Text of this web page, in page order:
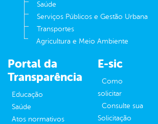
Saúde
Serviços Públicos e Gestão Urbana
Transportes
Agricultura e Meio Ambiente
Portal da
Transparência
Educação
Saúde
Atos normativos
E-sic
Como
solicitar
Consulte sua
Solicitação